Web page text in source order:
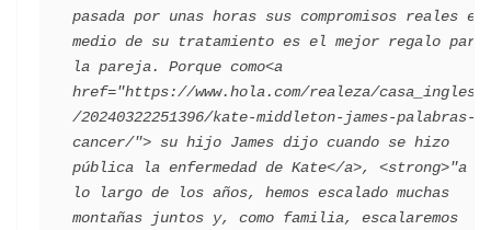
pasada por unas horas sus compromisos reales en
medio de su tratamiento es el mejor regalo para
la pareja. Porque como<a
href="https://www.hola.com/realeza/casa_inglesa
/20240322251396/kate-middleton-james-palabras-
cancer/"> su hijo James dijo cuando se hizo
pública la enfermedad de Kate</a>, <strong>"a
lo largo de los años, hemos escalado muchas
montañas juntos y, como familia, escalaremos